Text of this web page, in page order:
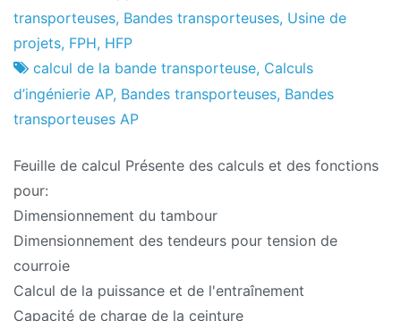
Usine
de
projets
3
le
septembre
le
2024
transporteuses, Bandes transporteuses, Usine de
projets, FPH, HFP
calcul de la bande transporteuse, Calculs
d’ingénierie AP, Bandes transporteuses, Bandes
transporteuses AP
Feuille de calcul Présente des calculs et des fonctions
pour:
Dimensionnement du tambour
Dimensionnement des tendeurs pour tension de
courroie
Calcul de la puissance et de l'entraînement
Capacité de charge de la ceinture